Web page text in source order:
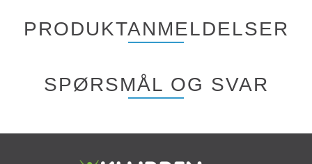
PRODUKTANMELDELSER
SPØRSMÅL OG SVAR